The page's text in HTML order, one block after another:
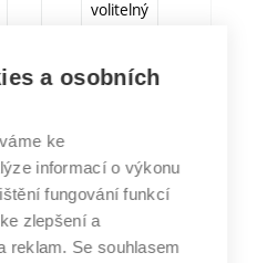
volitelný
J. Kr.
Povinný
a osobních
ke
informací o výkonu
fungování funkcí
zlepšení a
reklam. Se souhlasem